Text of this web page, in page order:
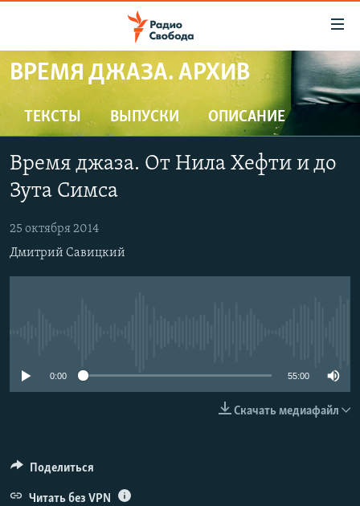
упрощенного
доступа
Вернуться
к
основному
содержанию
Вернутся
навигации
Вернутся
ПРОГРАММЫ
ПОДКАСТЫ
ЦИТАТЫ СВОБОДЫ
МНЕНИЯ
КУЛЬТУРА
IDEL.РЕАЛИИ
РАСПИСАНИЕ ВЕЩАНИЯ
ВРЕМЯ ДЖАЗА. АРХИВ
ТЕКСТЫ ВЫПУСКИ ОПИСАНИЕ
Время джаза. От Нила Хефти и до
Зута Симса
25 октября 2014
Дмитрий Савицкий
0:00 55:00
Скачать медиафайл
Поделиться
Читать без VPN